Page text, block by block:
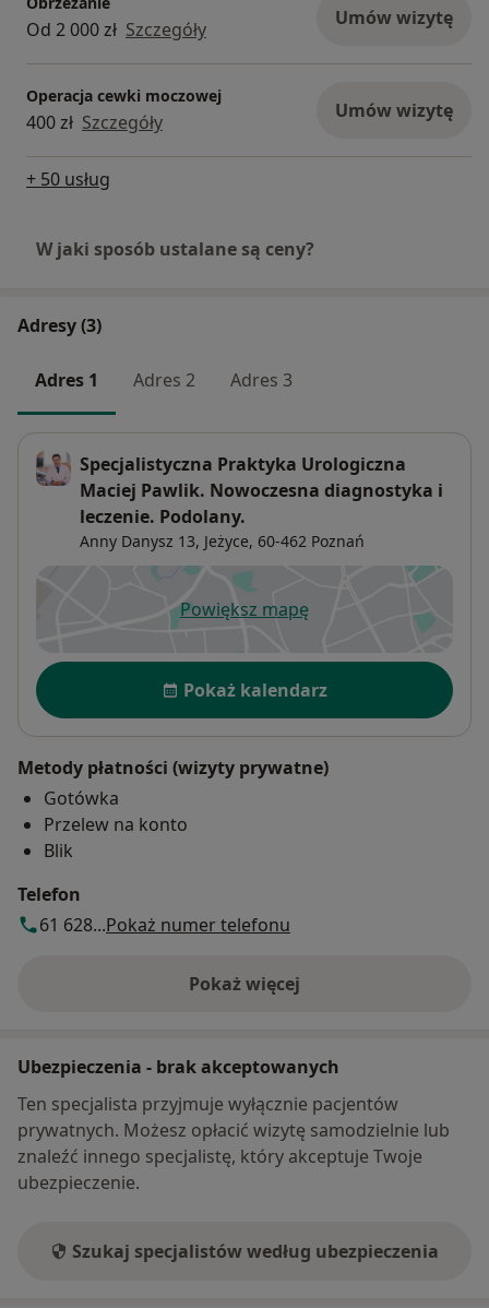
Od 2 000 zł Szczegóły Umów wizytę
Operacja cewki moczowej
400 zł Szczegóły Umów wizytę
+ 50 usług
W jaki sposób ustalane są ceny?
Adresy (3)
Adres 1 Adres 2 Adres 3
Specjalistyczna Praktyka Urologiczna
Maciej Pawlik. Nowoczesna diagnostyka i
leczenie. Podolany.
Anny Danysz 13, Jeżyce, 60-462 Poznań
Powiększ mapęotwiera się w nowej karcie
Dostępność
Pokaż kalendarz
Metody płatności (wizyty prywatne)
Gotówka
Przelew na konto
Blik
Telefon
61 628...Pokaż numer telefonu
Pokaż więcej
o adresie
Ubezpieczenia - brak akceptowanych
Ten specjalista przyjmuje wyłącznie pacjentów
prywatnych. Możesz opłacić wizytę samodzielnie lub
znaleźć innego specjalistę, który akceptuje Twoje
ubezpieczenie.
Szukaj specjalistów według ubezpieczenia